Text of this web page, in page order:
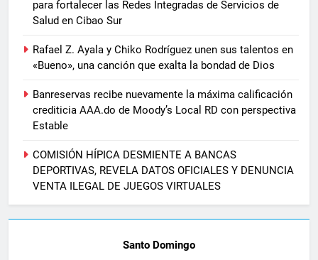
para fortalecer las Redes Integradas de Servicios de
Salud en Cibao Sur
Rafael Z. Ayala y Chiko Rodríguez unen sus talentos en
«Bueno», una canción que exalta la bondad de Dios
Banreservas recibe nuevamente la máxima calificación
crediticia AAA.do de Moody’s Local RD con perspectiva
Estable
COMISIÓN HÍPICA DESMIENTE A BANCAS
DEPORTIVAS, REVELA DATOS OFICIALES Y DENUNCIA
VENTA ILEGAL DE JUEGOS VIRTUALES
Santo Domingo